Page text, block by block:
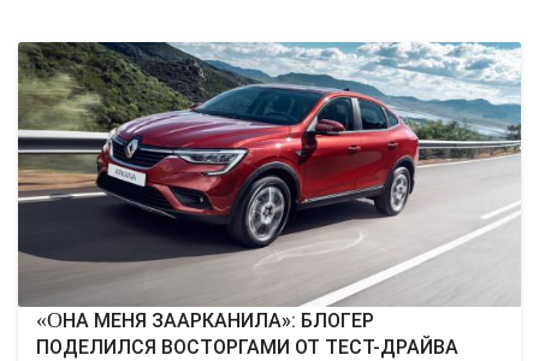
«ОНА МЕНЯ ЗААРКАНИЛА»: БЛОГЕР
ПОДЕЛИЛСЯ ВОСТОРГАМИ ОТ ТЕСТ-ДРАЙВА